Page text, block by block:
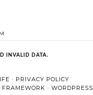
INVALID DATA.
· PRIVACY POLICY
FRAMEWORK · WORDPRESS